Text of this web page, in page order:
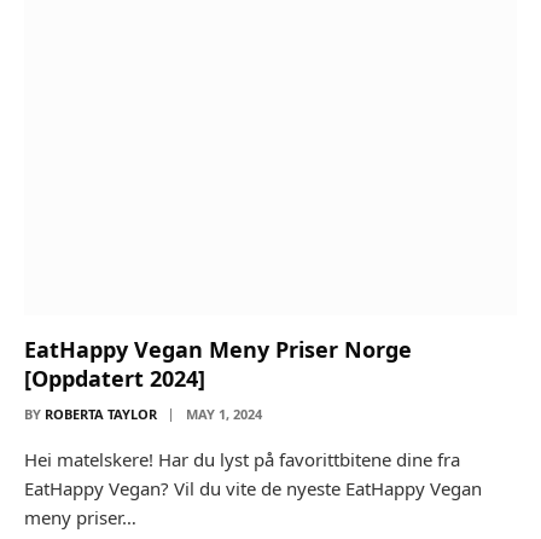
EatHappy Vegan Meny Priser Norge
[Oppdatert 2024]
BY ROBERTA TAYLOR MAY 1, 2024
Hei matelskere! Har du lyst på favorittbitene dine fra
EatHappy Vegan? Vil du vite de nyeste EatHappy Vegan
meny priser…